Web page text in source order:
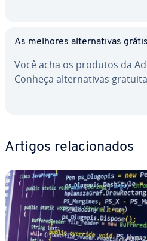
As melhores al­ter­na­ti­vas
Você acha os produtos da
Conheça al­ter­na­ti­vas
Artigos re­la­ci­o­na­dos